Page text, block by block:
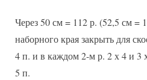
Через 50 см = 112 р. (52,5 см =
наборного края закрыть для
4 п. и в каждом 2-м р. 2 х 4 и 3
5 п.